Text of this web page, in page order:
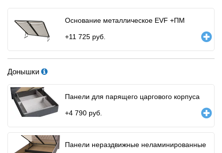
Основание металлическое EVF +ПМ
+11 725 руб.
Донышки
Панели для парящего царгового корпуса
+4 790 руб.
Панели нераздвижные неламинированные